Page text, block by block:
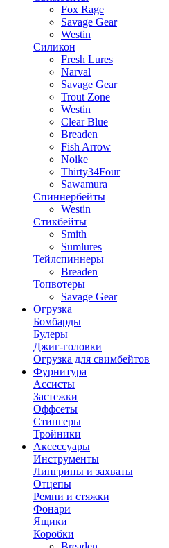
Fox Rage
Savage Gear
Westin
Силикон
Fresh Lures
Narval
Savage Gear
Trout Zone
Westin
Clear Blue
Breaden
Fish Arrow
Noike
Thirty34Four
Sawamura
Спиннербейты
Westin
Стикбейты
Smith
Sumlures
Тейлспиннеры
Breaden
Топвотеры
Savage Gear
Огрузка
Бомбарды
Булеры
Джиг-головки
Огрузка для свимбейтов
Фурнитура
Ассисты
Застежки
Оффсеты
Стингеры
Тройники
Аксессуары
Инструменты
Липгрипы и захваты
Отцепы
Ремни и стяжки
Фонари
Ящики
Коробки